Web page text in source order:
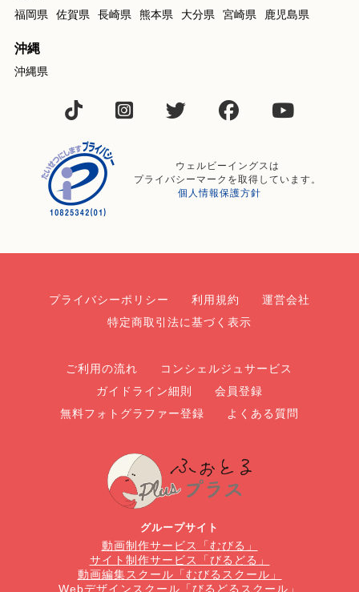
福岡県 佐賀県 長崎県 熊本県 大分県 宮崎県 鹿児島県
沖縄
沖縄県
ウェルビーイングスは
プライバシーマークを取得しています。
個人情報保護方針
プライバシーポリシー 利用規約
運営会社
特定商取引法に基づく表示
ご利用の流れ
コンシェルジュサービス
ガイドライン細則
会員登録
無料フォトグラファー登録
よくある質問
グループサイト
動画制作サービス「むびる」
サイト制作サービス「びるどる」
動画編集スクール「むびるスクール」
Webデザインスクール「びるどるスクール」